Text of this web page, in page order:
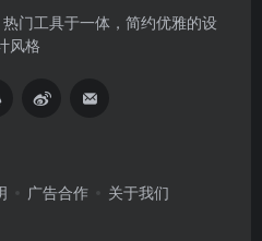
门工具于一体，简约优雅的设
风格
广告合作 关于我们